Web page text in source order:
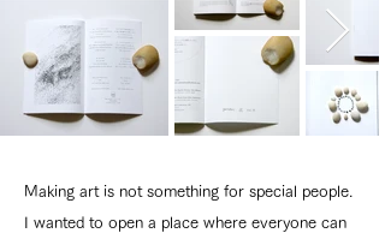
Making art is not something for special people.
I wanted to open a place where everyone can